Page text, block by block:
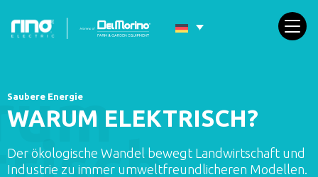
Saubere Energie
WARUM ELEKTRISCH?
Der ökologische Wandel bewegt Landwirtschaft und
Industrie zu immer umweltfreundlicheren Modellen.